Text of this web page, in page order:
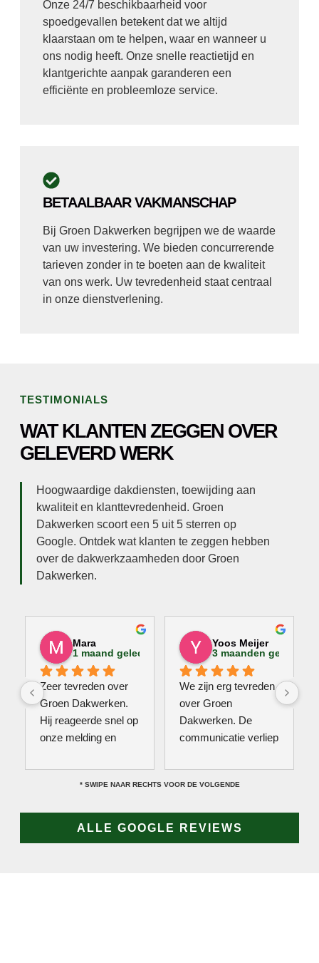
Onze 24/7 beschikbaarheid voor
spoedgevallen betekent dat we altijd
klaarstaan om te helpen, waar en wanneer u
ons nodig heeft. Onze snelle reactietijd en
klantgerichte aanpak garanderen een
efficiënte en probleemloze service.
BETAALBAAR VAKMANSCHAP
Bij Groen Dakwerken begrijpen we de waarde
van uw investering. We bieden concurrerende
tarieven zonder in te boeten aan de kwaliteit
van ons werk. Uw tevredenheid staat centraal
in onze dienstverlening.
TESTIMONIALS
WAT KLANTEN ZEGGEN OVER
GELEVERD WERK
Hoogwaardige dakdiensten, toewijding aan
kwaliteit en klanttevredenheid. Groen
Dakwerken scoort een 5 uit 5 sterren op
Google. Ontdek wat klanten te zeggen hebben
over de dakwerkzaamheden door Groen
Dakwerken.
Mara
1 maand geleden
Zeer tevreden over
Groen Dakwerken.
Hij reageerde snel op
onze melding en
collega kijken naar
het probleem. Omdat
reparatie niet meteen
Yoos Meijer
3 maanden geleden
We zijn erg tevreden
over Groen
Dakwerken. De
communicatie verliep
hij heeft veel kennis
van het vak en werkt
Echt een aanrader!
* SWIPE NAAR RECHTS VOOR DE VOLGENDE
ALLE GOOGLE REVIEWS